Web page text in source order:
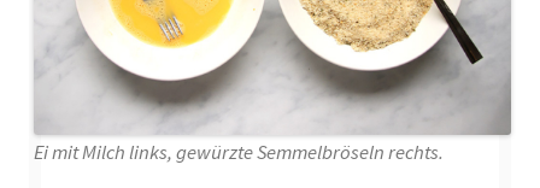
Ei mit Milch links, gewürzte Semmelbröseln rechts.